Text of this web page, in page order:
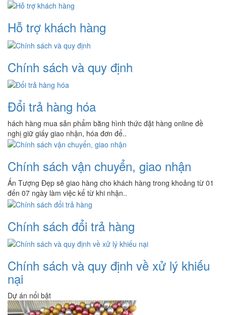
Hỗ trợ khách hàng
Chính sách và quy định
Đổi trả hàng hóa
hách hàng mua sản phẩm bằng hình thức đặt hàng online đề
nghị giữ giấy giao nhận, hóa đơn để..
Chính sách vận chuyển, giao nhận
Ấn Tượng Đẹp sẽ giao hàng cho khách hàng trong khoảng từ 01
đến 07 ngày làm việc kể từ khi nhận..
Chính sách đổi trả hàng
Chính sách và quy định về xử lý khiếu
nại
Dự án nổi bật